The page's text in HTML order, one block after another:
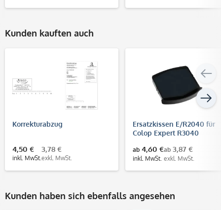
Kunden kauften auch
Korrekturabzug
4,50 €
inkl. MwSt.
3,78 €
exkl. MwSt.
Ersatzkissen E/R2040 für
Colop Expert R3040
ab 4,60 €
inkl. MwSt.
ab 3,87 €
exkl. MwSt.
Kunden haben sich ebenfalls angesehen